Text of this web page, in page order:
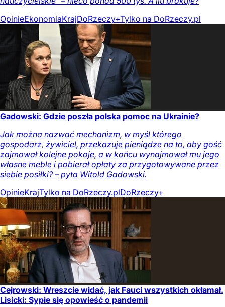
OpinieEkonomiaKrajDoRzeczy+Tylko na DoRzeczy.pl
Gadowski: Gdzie poszła polska pomoc na Ukrainie?
Jak można nazwać mechanizm, w myśl którego
gospodarz, żywiciel, przekazuje pieniądze na to, aby gość
zajmował kolejne pokoje, a w końcu wynajmował mu jego
własne meble i pobierał opłaty za przygotowywane przez
siebie posiłki? – pyta Witold Gadowski.
OpinieKrajTylko na DoRzeczy.plDoRzeczy+
Cejrowski: Wreszcie widać, jak Fauci wszystkich okłamał.
Lisicki: Sypie się opowieść o pandemii